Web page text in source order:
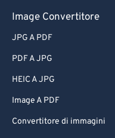
Image Convertitore
JPG A PDF
PDF A JPG
HEIC A JPG
Image A PDF
Convertitore di immagini